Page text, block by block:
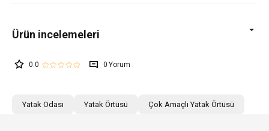
0.0 0
Yatak Odası Yatak Örtüsü Çok Amaçlı Yatak Örtüsü